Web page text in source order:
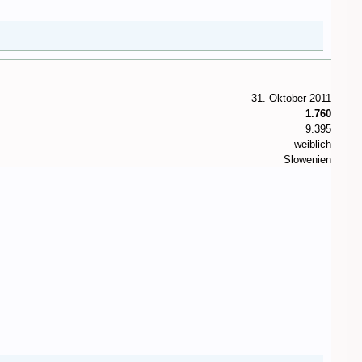
31. Oktober 2011
1.760
9.395
weiblich
Slowenien